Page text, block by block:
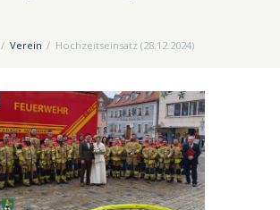
Verein Hochzeitseinsatz (28.12.2024)